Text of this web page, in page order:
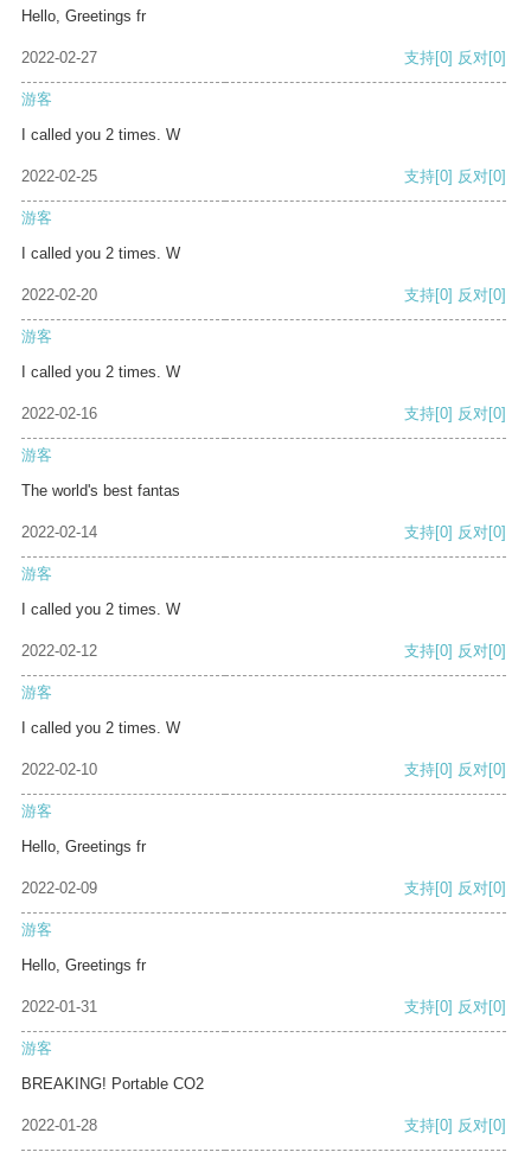
Hello, Greetings fr
2022-02-27 支持[0] 反对[0]
游客
I called you 2 times. W
2022-02-25 支持[0] 反对[0]
游客
I called you 2 times. W
2022-02-20 支持[0] 反对[0]
游客
I called you 2 times. W
2022-02-16 支持[0] 反对[0]
游客
The world's best fantas
2022-02-14 支持[0] 反对[0]
游客
I called you 2 times. W
2022-02-12 支持[0] 反对[0]
游客
I called you 2 times. W
2022-02-10 支持[0] 反对[0]
游客
Hello, Greetings fr
2022-02-09 支持[0] 反对[0]
游客
Hello, Greetings fr
2022-01-31 支持[0] 反对[0]
游客
BREAKING! Portable CO2
2022-01-28 支持[0] 反对[0]